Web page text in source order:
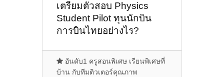
เตรียมตัวสอบ Physics
Student Pilot ทุนนักบิน
การบินไทยอย่างไร?
อันดับ1 ครูสอนพิเศษ เรียนพิเศษที่
บ้าน กับทีมติวเตอร์คุณภาพ